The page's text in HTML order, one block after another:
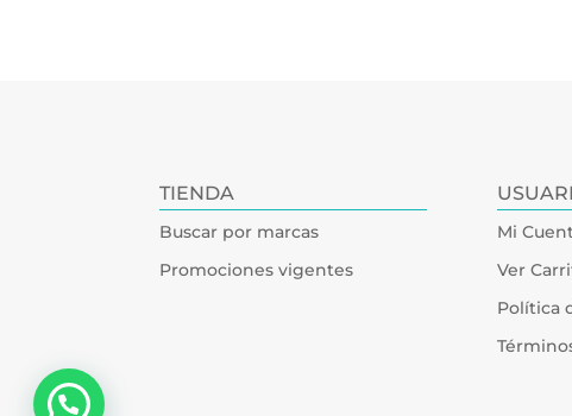
TIENDA
Buscar por marcas
Promociones vigentes
Mi
Ver
Política